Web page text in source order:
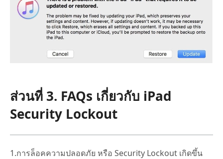
ส่วนที่ 3. FAQs เกี่ยวกับ iPad
Security Lockout
1.การล็อคความปลอดภัย หรือ Security Lockout เกิดขึ้น